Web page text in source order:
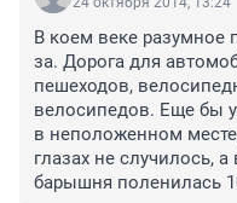
В коем веке разумное
за. Дорога для
пешеходов,
велосипедов. Еще бы
в неположенном
глазах не случилось,
барышня поленилась